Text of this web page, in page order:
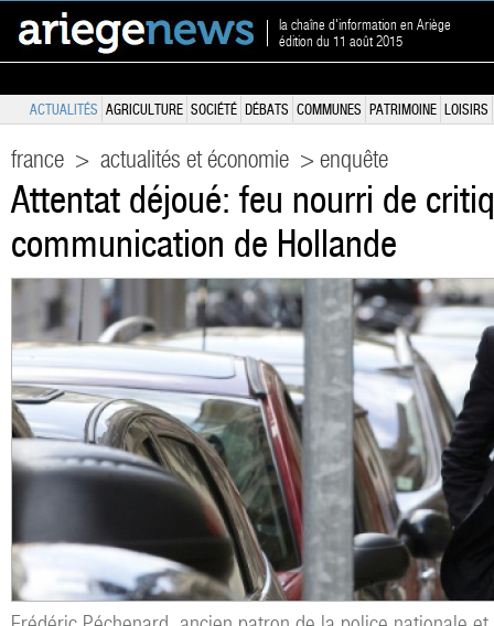
la chaîne d'information en Ariège
édition du 11 août 2015
ACTUALITÉS AGRICULTURE SOCIÉTÉ DÉBATS COMMUNES PATRIMOINE LOISIRS
france > actualités et économie > enquête
Attentat déjoué: feu nourri de
communication de Hollande